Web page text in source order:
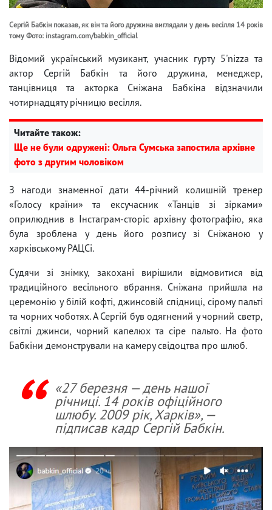
Сергій Бабкін показав, як він та його дружина виглядали у день весілля 14 років
тому Фото: instagram.com/babkin_official
Відомий український музикант, учасник гурту 5'nizza та
актор Сергій Бабкін та його дружина, менеджер,
танцівниця та акторка Сніжана Бабкіна відзначили
чотирнадцяту річницю весілля.
Читайте також:
Ще не були одружені: Ольга Сумська запостила архівне
фото з другим чоловіком
З нагоди знаменної дати 44-річний колишній тренер
«Голосу країни» та ексучасник «Танців зі зірками»
оприлюднив в Інстаграм-сторіс архівну фотографію, яка
була зроблена у день його розпису зі Сніжаною у
харківському РАЦСі.
Судячи зі знімку, закохані вирішили відмовитися від
традиційного весільного вбрання. Сніжана прийшла на
церемонію у білій кофті, джинсовій спідниці, сірому пальті
та чорних чоботях. А Сергій був одягнений у чорний светр,
світлі джинси, чорний капелюх та сіре пальто. На фото
Бабкіни демонстрували на камеру свідоцтва про шлюб.
«27 березня — день нашої
річниці. 14 років офіційного
шлюбу. 2009 рік, Харків», —
підписав кадр Сергій Бабкін.